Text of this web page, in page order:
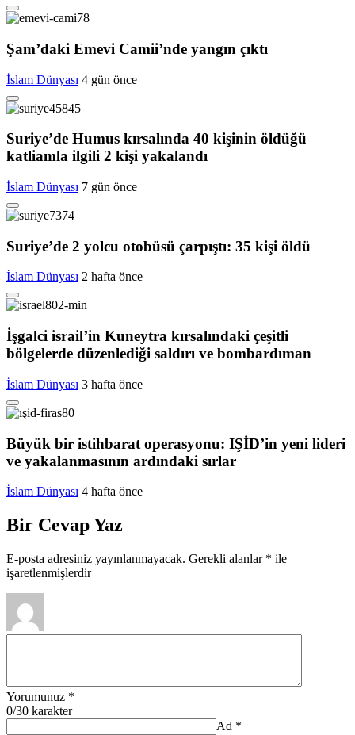
Şam’daki Emevi Camii’nde yangın çıktı
İslam Dünyası 4 gün önce
Suriye’de Humus kırsalında 40 kişinin öldüğü
katliamla ilgili 2 kişi yakalandı
İslam Dünyası 7 gün önce
Suriye’de 2 yolcu otobüsü çarpıştı: 35 kişi öldü
İslam Dünyası 2 hafta önce
İşgalci israil’in Kuneytra kırsalındaki çeşitli
bölgelerde düzenlediği saldırı ve bombardıman
İslam Dünyası 3 hafta önce
Büyük bir istihbarat operasyonu: IŞİD’in yeni lideri
ve yakalanmasının ardındaki sırlar
İslam Dünyası 4 hafta önce
Bir Cevap Yaz
E-posta adresiniz yayınlanmayacak. Gerekli alanlar * ile
işaretlenmişlerdir
Yorumunuz *
0/30 karakter
Ad *